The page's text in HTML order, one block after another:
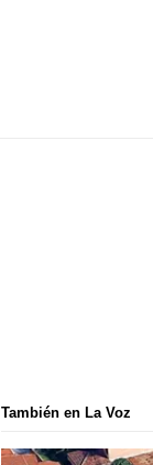
También en La Voz